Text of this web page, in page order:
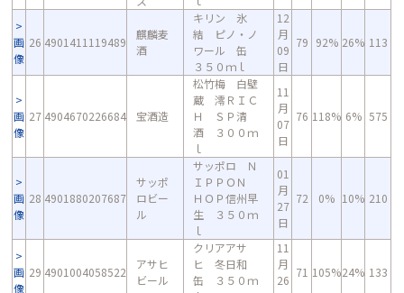
画
像
26 4901411119489
麒麟麦
酒
キリン 氷
結 ピノ・ノ
ワール 缶
３５０ｍｌ
12
月
09
日
79 92% 26% 113
画
像
27 4904670226684 宝酒造
松竹梅 白壁
蔵 澪ＲＩＣ
Ｈ ＳＰ清
酒 ３００ｍ
ｌ
11
月
07
日
76 118% 6% 575
画
像
28 4901880207687
サッポ
ロビー
ル
サッポロ Ｎ
ＩＰＰＯＮ
ＨＯＰ信州早
生 ３５０ｍ
ｌ
01
月
27
日
72 0% 10% 210
画
像
29 4901004058522
アサヒ
ビール
クリアアサ
ヒ 冬日和
缶 ３５０ｍ
11
月
26
71 105%24% 133